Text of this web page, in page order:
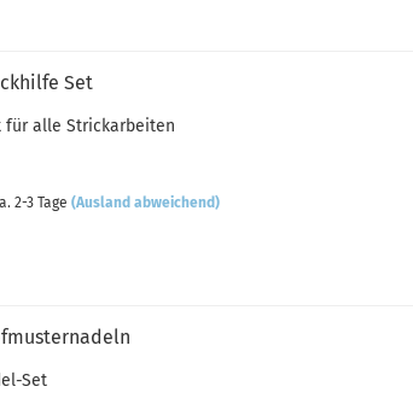
Set
für alle Strickarbeiten
2-3 Tage (Ausland abweichend)
Set